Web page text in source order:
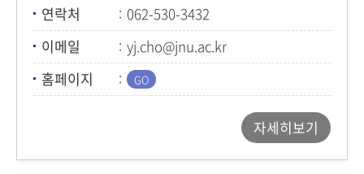
연락처
062-530-3432
이메일
yj.cho@jnu.ac.kr
홈페이지
자세히보기